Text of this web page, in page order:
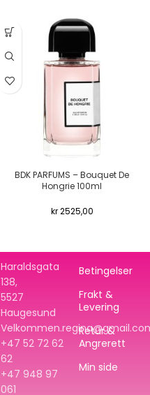
BDK PARFUMS – Bouquet De
Hongrie 100ml
kr2525,00
Haraldsgata
138,
5527
Haugesund
+47 52 72 62
62
+47 948 97
061
Betingelser
Frakt &
Levering
Retur &
Angrerett
Min side